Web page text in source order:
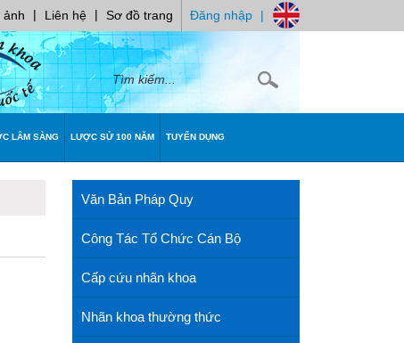
ảnh | Liên hệ | Sơ đồ trang Đăng nhập |
LÂM SÀNG LƯỢC SỬ 100 NĂM TUYỂN DỤNG
Văn Bản Pháp Quy
Công Tác Tổ Chức Cán Bộ
Cấp cứu nhãn khoa
Nhãn khoa thường thức